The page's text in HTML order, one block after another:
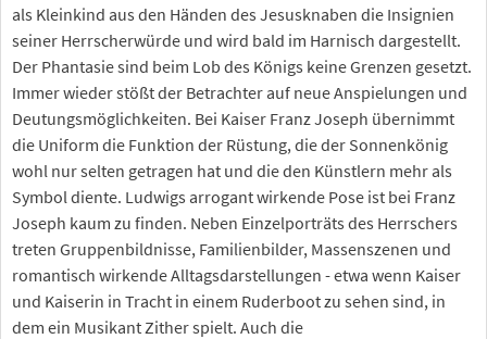
als Kleinkind aus den Händen des Jesusknaben die Insignien
seiner Herrscherwürde und wird bald im Harnisch dargestellt.
Der Phantasie sind beim Lob des Königs keine Grenzen gesetzt.
Immer wieder stößt der Betrachter auf neue Anspielungen und
Deutungsmöglichkeiten. Bei Kaiser Franz Joseph übernimmt
die Uniform die Funktion der Rüstung, die der Sonnenkönig
wohl nur selten getragen hat und die den Künstlern mehr als
Symbol diente. Ludwigs arrogant wirkende Pose ist bei Franz
Joseph kaum zu finden. Neben Einzelporträts des Herrschers
treten Gruppenbildnisse, Familienbilder, Massenszenen und
romantisch wirkende Alltagsdarstellungen - etwa wenn Kaiser
und Kaiserin in Tracht in einem Ruderboot zu sehen sind, in
dem ein Musikant Zither spielt. Auch die